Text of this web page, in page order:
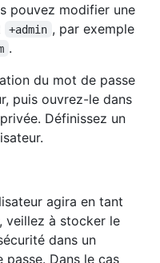
pouvez modifier une
+admin , par exemple
.
du mot de passe
puis ouvrez-le dans
Définissez un
agira en tant
veillez à stocker le
dans un
Dans le cas